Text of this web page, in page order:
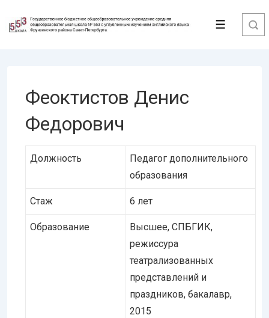
Перейти
Меню
Феоктистов Денис
Федорович
Должность
Педагог дополнительного
образования
Стаж 6 лет
Образование
Высшее, СПБГИК,
режиссура
театрализованных
представлений и
праздников, бакалавр,
2015